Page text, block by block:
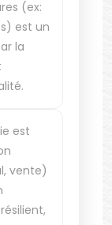
(ex:
est un
la
est
vente)